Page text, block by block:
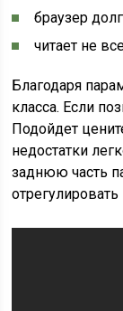
браузер
читает не
Благодаря
класса. Если
Подойдет
недостатки
заднюю часть
отрегулировать